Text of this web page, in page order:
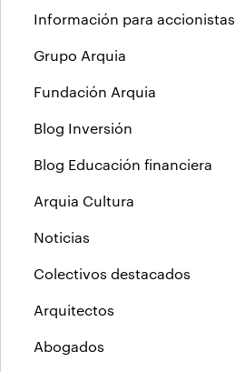
Información para accionistas
Grupo Arquia
Fundación Arquia
Blog Inversión
Blog Educación financiera
Arquia Cultura
Noticias
Colectivos destacados
Arquitectos
Abogados